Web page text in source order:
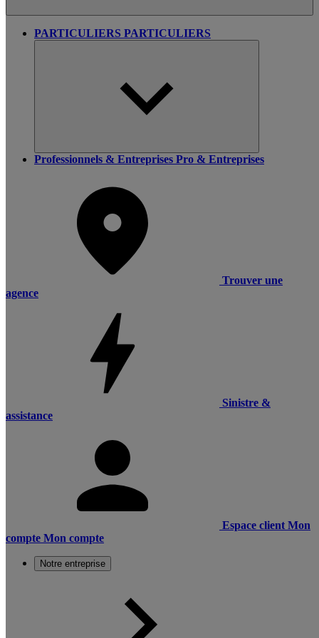
PARTICULIERS PARTICULIERS
Professionnels & Entreprises Pro & Entreprises
Trouver une
agence
Sinistre &
assistance
Espace client Mon
compte Mon compte
Notre entreprise